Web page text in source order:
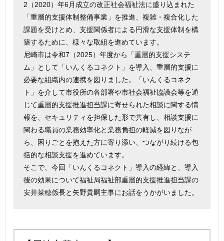
2（2020）年6月成立の改正社会福祉法に盛り込まれた
「重層的支援体制整備事業」を推進、複雑・複合化した
課題を受けとめ、支援関係者による円滑な支援体制を構
築するために、様々な取組を進めています。
尼崎市は令和7（2025）年度から「重層的支援システ
ム」として「いんくるコネクト」を導入、重層的支援に
必要な組織内の連携を図りました。「いんくるコネク
ト」を介して市役所の各部署や市社会福祉協議会等を通
じて重層的支援推進担当課に寄せられた相談に関する情
報を、セキュリティを担保した形で共有し、相談支援に
関わる職員の業務効率化と業務負担の軽減を図りなが
ら、困りごとを抱えた方に寄り添い、つながり続ける包
括的な相談支援を進めています。
そこで、今回「いんくるコネクト」導入の経緯と、導入
後の効果について福祉局福祉部重層的支援推進担当課の
安井菜穂係長と矢野貴嗣主事にお話をうかがいました。